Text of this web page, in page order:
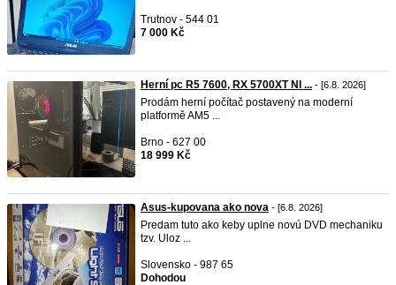
Trutnov - 544 01
7 000 Kč
Herní pc R5 7600, RX 5700XT NI ... - [6.8. 2026]
Prodám herní počítač postavený na moderní
platformě AM5 ...
Brno - 627 00
18 999 Kč
Asus-kupovana ako nova - [6.8. 2026]
Predam tuto ako keby uplne novú DVD mechaniku
tzv. Uloz ...
Slovensko - 987 65
Dohodou